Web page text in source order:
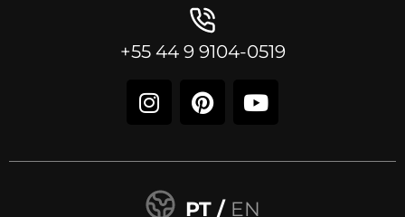
+55 44 9 9104-0519
PT / EN